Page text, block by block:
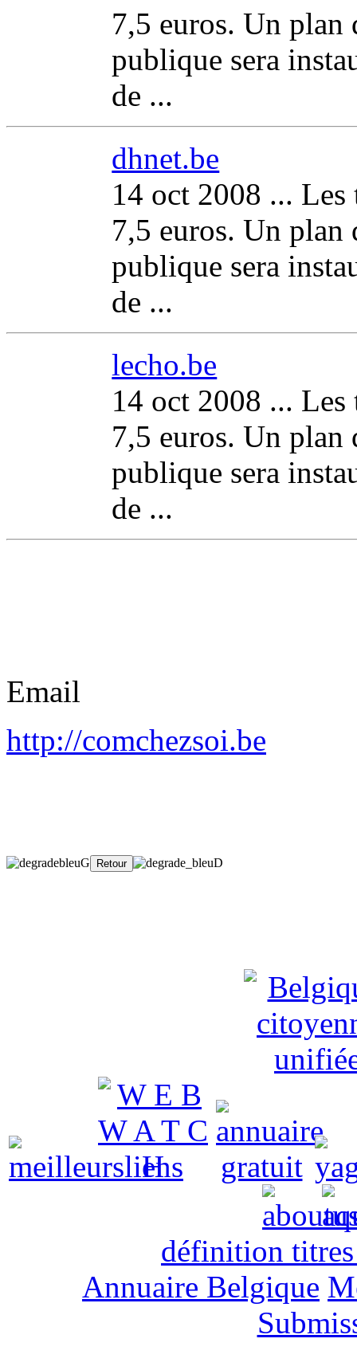
7,5 euros. Un plan
publique sera
de ...
dhnet.be
14 oct 2008 ... Les
7,5 euros. Un plan
publique sera
de ...
lecho.be
14 oct 2008 ... Les
7,5 euros. Un plan
publique sera
de ...
Email
http://comchezsoi.be
définition
Annuaire Belgique